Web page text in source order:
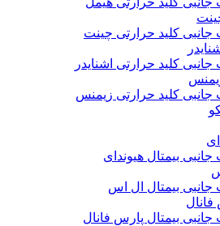
جانبی کلید حرارتی چینت
جانبی کلید حرارتی اشنایدر
جانبی کلید حرارتی زیمنس
جانبی بیمتال هیوندای
جانبی بیمتال ال اس
جانبی بیمتال پارس فانال